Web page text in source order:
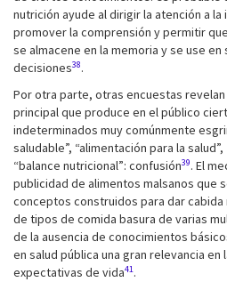
nutrición ayude al dirigir la atención a
promover la comprensión y permitir
se almacene en la memoria y se use
decisiones38.
Por otra parte, otras encuestas
principal que produce en el público
indeterminados muy comúnmente
saludable”, “alimentación para la
“balance nutricional”: confusión39. El
publicidad de alimentos malsanos que
conceptos construidos para dar cabida
de tipos de comida basura de varias
de la ausencia de conocimientos
en salud pública una gran relevancia en
expectativas de vida41.